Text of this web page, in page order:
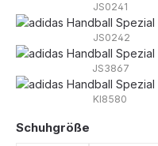
JS0241
JS0242
JS3867
KI8580
Schuhgröße